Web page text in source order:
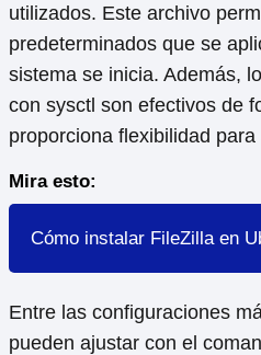
utilizados. Este archivo
predeterminados que se
sistema se inicia. Además,
con sysctl son efectivos de
proporciona flexibilidad
Mira esto:
Cómo instalar FileZilla en
Entre las configuraciones
pueden ajustar con el